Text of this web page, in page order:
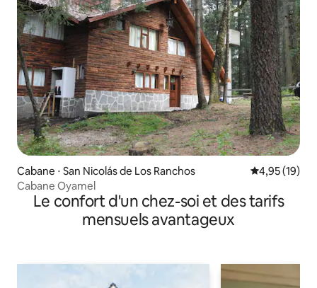
Cabane ⋅ San Nicolás de Los Ranchos Évaluation
4,95 (19)
Cabane Oyamel
Le confort d'un chez-soi et des tarifs
mensuels avantageux